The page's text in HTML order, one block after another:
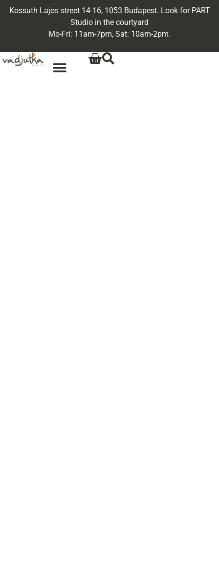
Kossuth Lajos street 14-16, 1053 Budapest. Look for PART
Studio in the courtyard
Mo-Fri: 11am-7pm, Sat: 10am-2pm.